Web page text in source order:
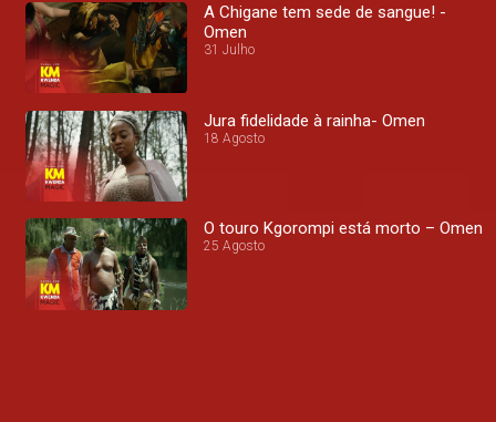
A Chigane tem sede de sangue! -
Omen
31 Julho
Jura fidelidade à rainha- Omen
18 Agosto
O touro Kgorompi está morto – Omen
25 Agosto